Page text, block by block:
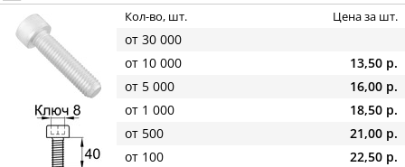
Кол-во, шт. Цена за шт.
от 30 000
от 10 000
13,50 р.
от 5 000
16,00 р.
от 1 000
18,50 р.
от 500
21,00 р.
от 100
22,50 р.